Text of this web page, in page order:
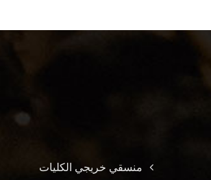
منسقي خريجي الكليات